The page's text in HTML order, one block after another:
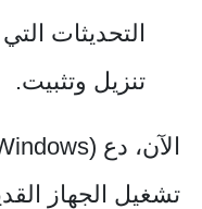
التحديثات
تنزيل وتثبيت.
تشغيل الجهاز